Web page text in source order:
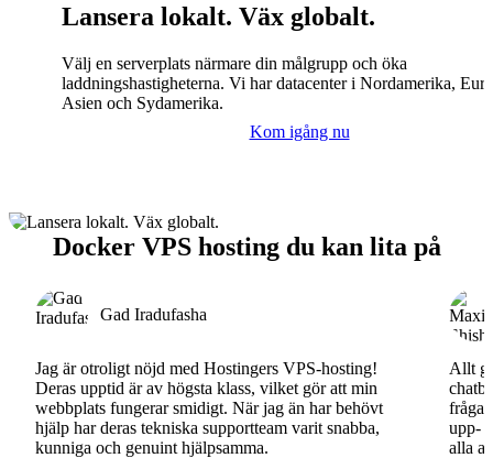
Lansera lokalt. Väx globalt.
Välj en serverplats närmare din målgrupp och öka
laddningshastigheterna. Vi har datacenter i Nordamerika,
Asien och Sydamerika.
Kom igång nu
Docker VPS hosting du kan lita på
Gad Iradufasha
Jag är otroligt nöjd med Hostingers VPS-hosting!
Deras upptid är av högsta klass, vilket gör att min
webbplats fungerar smidigt. När jag än har behövt
hjälp har deras tekniska supportteam varit snabba,
kunniga och genuint hjälpsamma.
Allt
fråga.
upp-
alla